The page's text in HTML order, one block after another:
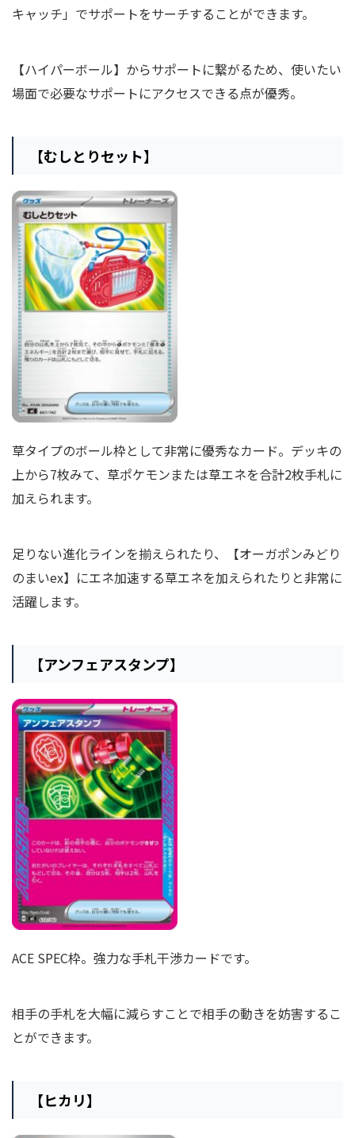
キャッチ」でサポートをサーチすることができます。
【ハイパーボール】からサポートに繋がるため、使いたい
場面で必要なサポートにアクセスできる点が優秀。
【むしとりセット】
草タイプのボール枠として非常に優秀なカード。デッキの
上から7枚みて、草ポケモンまたは草エネを合計2枚手札に
加えられます。
足りない進化ラインを揃えられたり、【オーガポンみどり
のまいex】にエネ加速する草エネを加えられたりと非常に
活躍します。
【アンフェアスタンプ】
ACE SPEC枠。強力な手札干渉カードです。
相手の手札を大幅に減らすことで相手の動きを妨害するこ
とができます。
【ヒカリ】